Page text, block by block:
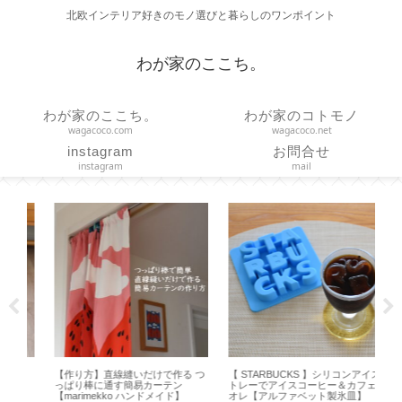
北欧インテリア好きのモノ選びと暮らしのワンポイント
わが家のここち。
わが家のここち。
wagacoco.com
わが家のコトモノ
wagacoco.net
instagram
instagram
お問合せ
mail
【 STARBUCKS 】シリコンアイス
トレーでアイスコーヒー＆カフェ
オレ【アルファベット製氷皿】
【HARIO】水出しコーヒーの作り
方とお茶用ボトルとの違い【ハリ
オ フィルターインボトル】